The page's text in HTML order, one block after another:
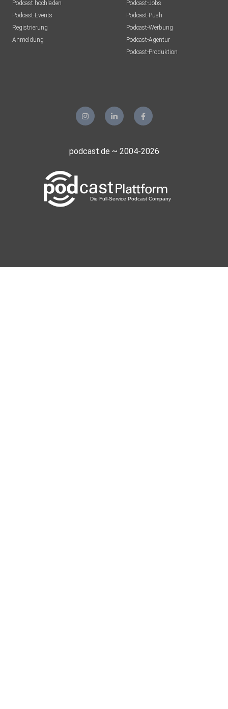
Podcast hochladen
Podcast-Events
Registrierung
Anmeldung
Podcast-Jobs
Podcast-Push
Podcast-Werbung
Podcast-Agentur
Podcast-Produktion
podcast.de ~ 2004-2026